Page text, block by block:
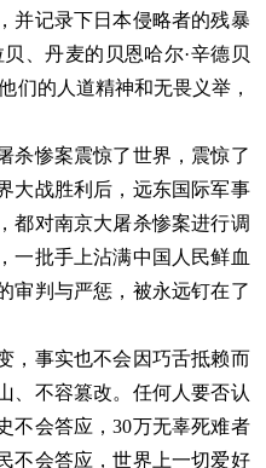
并记录下日本侵略者的残暴
、丹麦的贝恩哈尔·辛德贝
们的人道精神和无畏义举，
惨案震惊了世界，震惊了
大战胜利后，远东国际军事
都对南京大屠杀惨案进行调
一批手上沾满中国人民鲜血
审判与严惩，被永远钉在了
事实也不会因巧舌抵赖而
、不容篡改。任何人要否认
不会答应，30万无辜死难者
不会答应，世界上一切爱好